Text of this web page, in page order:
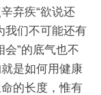
弃疾“欲说还
我们不可能还有
会”的底气也不
是如何用健康
的长度，惟有